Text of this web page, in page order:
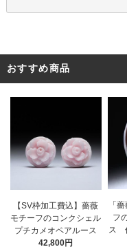
おすすめ商品
【SV枠加工費込】薔薇
モチーフのコンクシェル
プチカメオペアルース
42,800円
「
フ
ス